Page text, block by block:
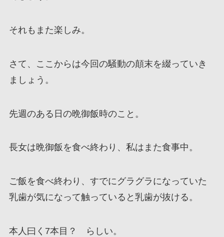
それもまた楽しみ。
さて、ここからは今回の騒動の顛末を綴っていき
ましょう。
先週のある日の晩御飯時のこと。
長女は晩御飯を食べ終わり、私はまた食事中。
ご飯を食べ終わり、すでにグラグラになっていた
乳歯が気になって触っていると乳歯が抜ける。
本人曰く7本目？ らしい。